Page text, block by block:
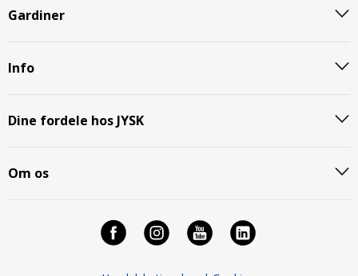
Gardiner
Info
Dine fordele hos JYSK
Om os